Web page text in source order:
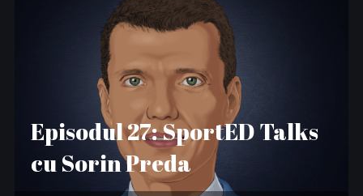
Episodul 27: SportED Talks
cu Sorin Preda